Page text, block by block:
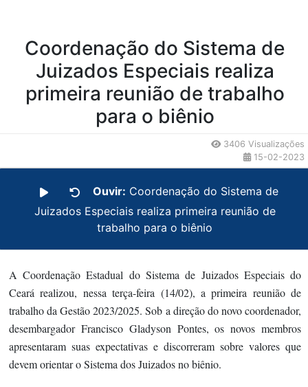
Coordenação do Sistema de
Juizados Especiais realiza
primeira reunião de trabalho
para o biênio
3406 Visualizações
15-02-2023
Ouvir: Coordenação do Sistema de
Juizados Especiais realiza primeira reunião de
trabalho para o biênio
A Coordenação Estadual do Sistema de Juizados Especiais do
Ceará realizou, nessa terça-feira (14/02), a primeira reunião de
trabalho da Gestão 2023/2025. Sob a direção do novo coordenador,
desembargador Francisco Gladyson Pontes, os novos membros
apresentaram suas expectativas e discorreram sobre valores que
devem orientar o Sistema dos Juizados no biênio.